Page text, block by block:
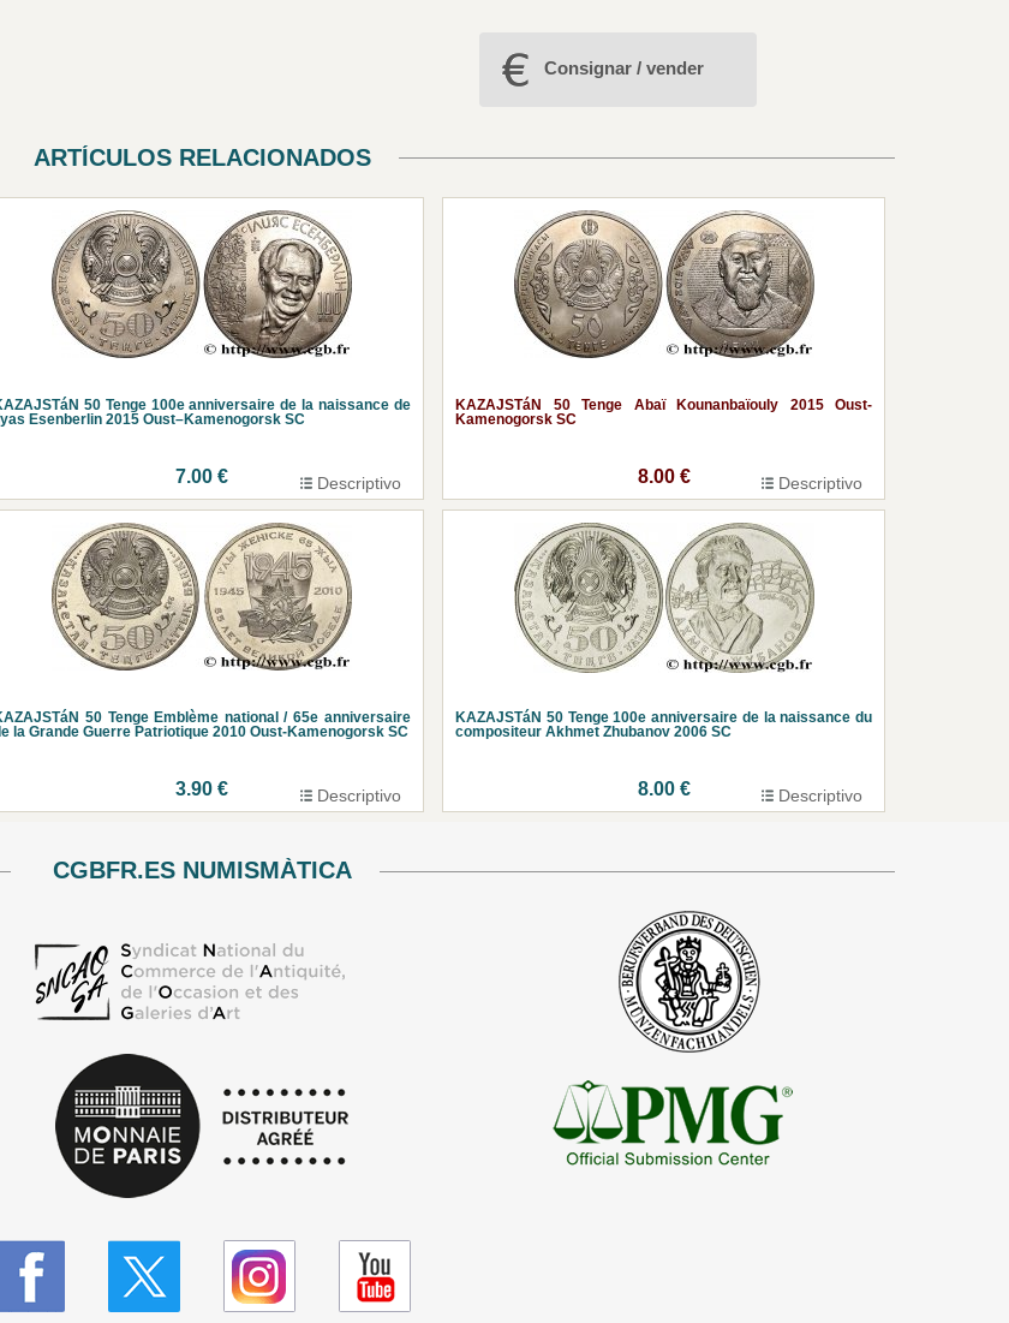
Consignar / vender
ARTÍCULOS RELACIONADOS
50 Tenge 100e anniversaire de la naissance de
Esenberlin 2015 Oust–Kamenogorsk SC
7.00 € Descriptivo
KAZAJSTáN 50 Tenge Abaï Kounanbaïouly 2015 Oust-
Kamenogorsk SC
8.00 € Descriptivo
50 Tenge Emblème national / 65e anniversaire
la Grande Guerre Patriotique 2010 Oust-Kamenogorsk SC
3.90 € Descriptivo
KAZAJSTáN 50 Tenge 100e anniversaire de la naissance du
compositeur Akhmet Zhubanov 2006 SC
8.00 € Descriptivo
CGBFR.ES NUMISMÀTICA